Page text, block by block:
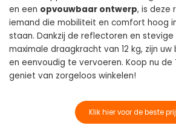
en een opvouwbaar ontwerp, is deze
iemand die mobiliteit en comfort hoog
staan. Dankzij de reflectoren en
maximale draagkracht van 12 kg, zijn
en eenvoudig te vervoeren. Koop nu de
geniet van zorgeloos winkelen!
Klik hier voor de beste